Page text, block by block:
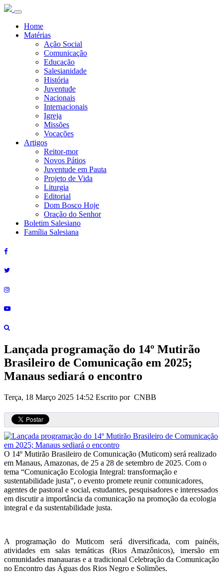
Home
Matérias
Ação Social
Comunicação
Educação
Salesianidade
História
Juventude
Nacionais
Internacionais
Igreja
Missões
Vocações
Artigos
Reitor-mor
Novos Pátios
Juventude em Pauta
Projeto de Vida
Liturgia
Editorial
Dom Bosco Hoje
Oração do Senhor
Boletim Salesiano
Família Salesiana
Lançada programação do 14º Mutirão
Brasileiro de Comunicação em 2025;
Manaus sediará o encontro
Terça, 18 Março 2025 14:52 Escrito por CNBB
O 14º Mutirão Brasileiro de Comunicação (Muticom) será realizado
em Manaus, Amazonas, de 25 a 28 de setembro de 2025. Com o
tema “Comunicação Ecologia Integral: transformação e
sustentabilidade justa”, o evento promete reunir comunicadores,
agentes de pastoral e social, estudantes, pesquisadores e interessados
em discutir a importância da comunicação na promoção da ecologia
integral e da sustentabilidade justa.
A programação do Muticom será diversificada, com painéis,
atividades em salas temáticas (Rios Amazônicos), imersão em
comunidades manauaras e a tradicional Celebração da Comunicação
no Encontro das Águas dos Rios Negro e Solimões.